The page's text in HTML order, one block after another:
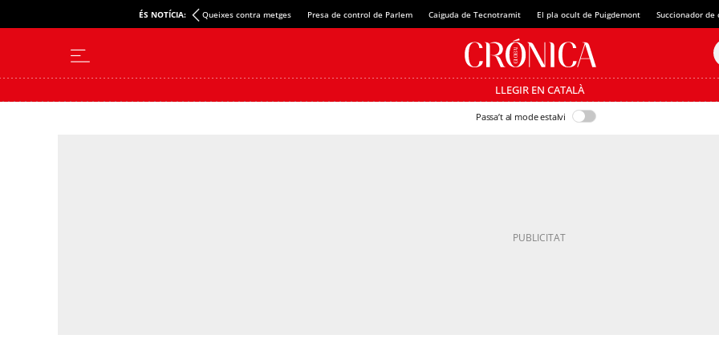
ÉS NOTÍCIA: Queixes contra metges Presa de control de Parlem Caiguda de Tecnotramit El pla ocult de Puigdemont Succionador de
LLEGIR EN CATALÀ
Passa’t al mode estalvi